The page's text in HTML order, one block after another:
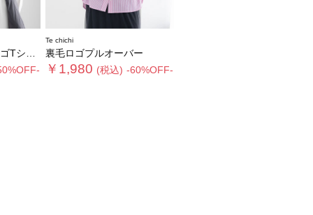
ャツ
Te chichi
裏毛ロゴプルオーバー
￥1,980 (税込) -60%OFF-